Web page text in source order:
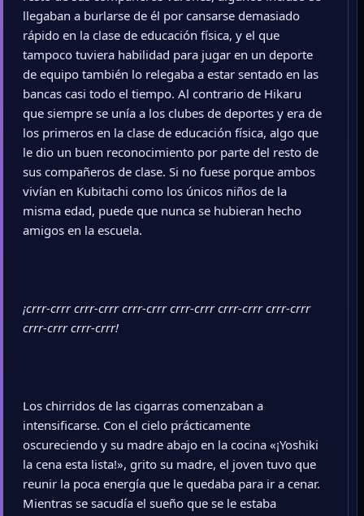
llegaban a burlarse de él por cansarse demasiado
rápido en la clase de educación física, y el que
tampoco tuviera habilidad para jugar en un deporte
de equipo también lo relegaba a estar sentado en las
bancas casi todo el tiempo. Al contrario de Hikaru
que siempre se unía a los clubes de deportes y era de
los primeros en la clase de educación física, algo que
le dio un buen reconocimiento por parte del resto de
sus compañeros de clase. Si no fuese porque ambos
vivían en Kubitachi como los únicos niños de la
misma edad, puede que nunca se hubieran hecho
amigos en la escuela.
¡crrr-crrr crrr-crrr crrr-crrr crrr-crrr crrr-crrr crrr-crrr
crrr-crrr crrr-crrr!
Los chirridos de las cigarras comenzaban a
intensificarse. Con el cielo prácticamente
oscureciendo y su madre abajo en la cocina «¡Yoshiki
la cena esta lista!», grito su madre, el joven tuvo que
reunir la poca energía que le quedaba para ir a cenar.
Mientras se sacudía el sueño que se le estaba